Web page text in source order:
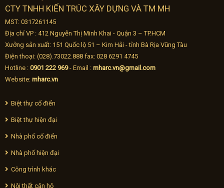
CTY TNHH KIẾN TRÚC XÂY DỰNG VÀ TM MH
MST: 0317261145
Địa chỉ VP : 412 Nguyễn Thị Minh Khai - Quận 3 – TP.HCM
Xưởng sản xuất: 151 Quốc lộ 51 – Kim Hải - tỉnh Bà Rịa Vũng Tàu
Điện thoại: (028).73022.888 fax: 028 6291 4745
Hotline : 0901 222 969- Email : mharc.vn@gmail.com
Website: mharc.vn
Biệt thự cổ điển
Biệt thự hiện đại
Nhà phố cổ điển
Nhà phố hiện đại
Công trình khác
Nội thất căn hộ